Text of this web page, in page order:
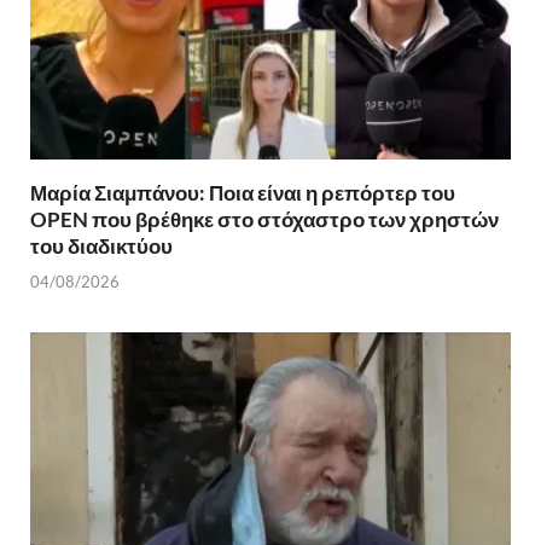
Μαρία Σιαμπάνου: Ποια είναι η ρεπόρτερ του
OPEN που βρέθηκε στο στόχαστρο των χρηστών
του διαδικτύου
04/08/2026